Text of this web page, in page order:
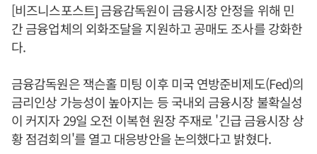
[비즈니스포스트] 금융감독원이 금융시장 안정을 위해 민
간 금융업체의 외화조달을 지원하고 공매도 조사를 강화한
다.
금융감독원은 잭슨홀 미팅 이후 미국 연방준비제도(Fed)의
금리인상 가능성이 높아지는 등 국내외 금융시장 불확실성
이 커지자 29일 오전 이복현 원장 주재로 '긴급 금융시장 상
황 점검회의'를 열고 대응방안을 논의했다고 밝혔다.